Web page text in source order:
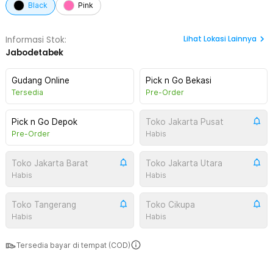
Black Pink
Informasi Stok:
Jabodetabek
Lihat Lokasi Lainnya
Gudang Online
Tersedia
Pick n Go Bekasi
Pre-Order
Pick n Go Depok
Pre-Order
Toko Jakarta Pusat
Habis
Toko Jakarta Barat
Habis
Toko Jakarta Utara
Habis
Toko Tangerang
Habis
Toko Cikupa
Habis
Tersedia bayar di tempat (COD)